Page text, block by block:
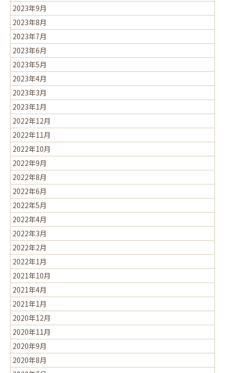
2023年9月
2023年8月
2023年7月
2023年6月
2023年5月
2023年4月
2023年3月
2023年1月
2022年12月
2022年11月
2022年10月
2022年9月
2022年8月
2022年6月
2022年5月
2022年4月
2022年3月
2022年2月
2022年1月
2021年10月
2021年4月
2021年1月
2020年12月
2020年11月
2020年9月
2020年8月